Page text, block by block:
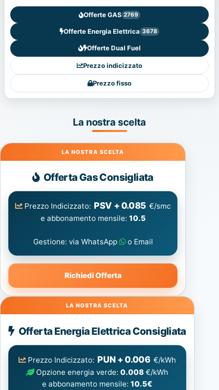
Offerte GAS 2769
Offerte Energia Elettrica 3678
Offerte Dual Fuel
Prezzo indicizzato
Prezzo fisso
La nostra scelta
Gas
Offerta Gas Consigliata
Prezzo Indicizzato: PSV + 0.085 €/smc
e abbonamento mensile: 10.5
Gestione: via WhatsApp o Email
Richiedi Offerta
Energia
Elettrica
consigliata
Offerta Energia Elettrica Consigliata
Prezzo Indicizzato: PUN + 0.006 €/kWh
Opzione energia verde:0.008 €/kWh
e abbonamento mensile: 10.5€